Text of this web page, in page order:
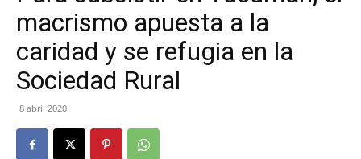
macrismo apuesta a la
caridad y se refugia en la
Sociedad Rural
8 abril 2020